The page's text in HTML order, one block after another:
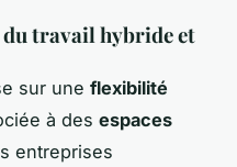
travail hybride et
sur une flexibilité
à des espaces
entreprises